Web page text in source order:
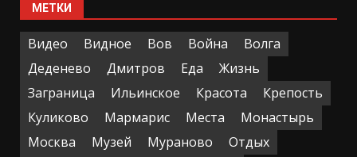
МЕТКИ
Видео Видное Вов Война
Волга
Деденево
Дмитров Еда
Жизнь
Заграница
Ильинское Красота
Крепость
Куликово
Мармарис Места
Монастырь
Москва
Музей Мураново
Отдых